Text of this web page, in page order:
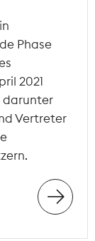
Phase
2021
darunter
Vertreter